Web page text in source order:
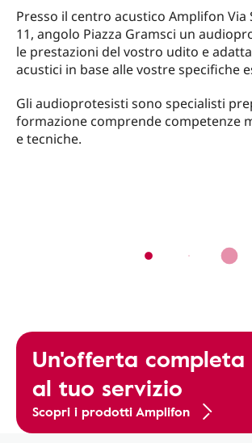
Presso il centro acustico Amplifon Via
11, angolo Piazza Gramsci un
le prestazioni del vostro udito e
acustici in base alle vostre specifiche
Gli audioprotesisti sono specialisti
formazione comprende competenze
e tecniche.
Un'offerta completa
al tuo servizio
Scopri i prodotti Amplifon